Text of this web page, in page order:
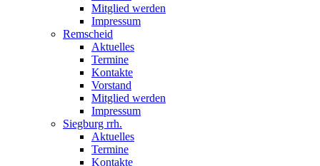
Mitglied werden
Impressum
Remscheid
Aktuelles
Termine
Kontakte
Vorstand
Mitglied werden
Impressum
Siegburg rrh.
Aktuelles
Termine
Kontakte